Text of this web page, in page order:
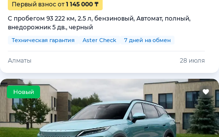
Первый взнос от 1 145 000 ₸
С пробегом 93 222 км, 2.5 л, бензиновый, Автомат, полный,
внедорожник 5 дв., черный
Техническая гарантия Aster Check 7 дней на обмен
Алматы 28 июля